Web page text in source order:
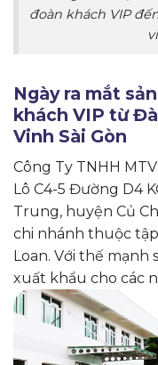
đoàn khách VIP
Ngày ra mắt
khách VIP từ
Vinh Sài Gòn
Công Ty TNHH
Lô C4-5 Đường D4
Trung, huyện Củ
chi nhánh thuộc
Loan. Với thế mạnh
xuất khẩu cho các